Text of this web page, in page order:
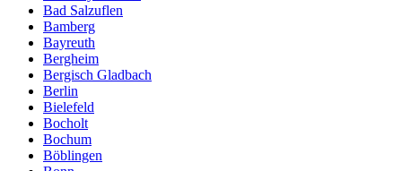
Bad Salzuflen
Bamberg
Bayreuth
Bergheim
Bergisch Gladbach
Berlin
Bielefeld
Bocholt
Bochum
Böblingen